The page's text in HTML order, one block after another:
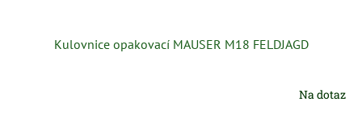
Kulovnice opakovací MAUSER M18 FELDJAGD
Na dotaz